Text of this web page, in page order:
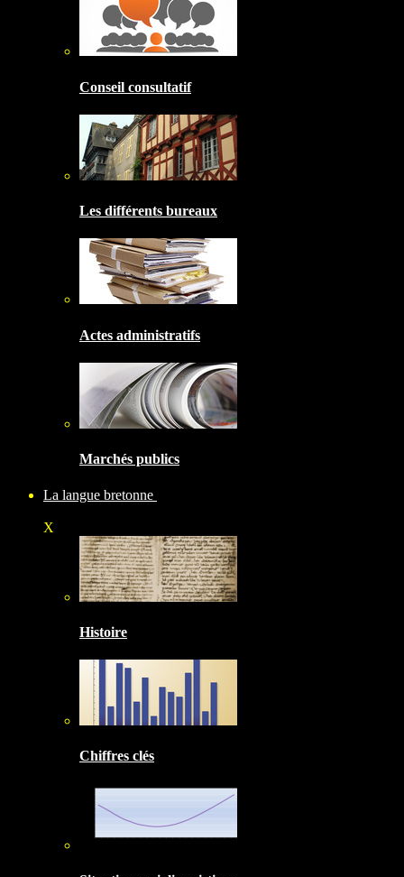
Conseil consultatif
Les différents bureaux
Actes administratifs
Marchés publics
La langue bretonne
X
Histoire
Chiffres clés